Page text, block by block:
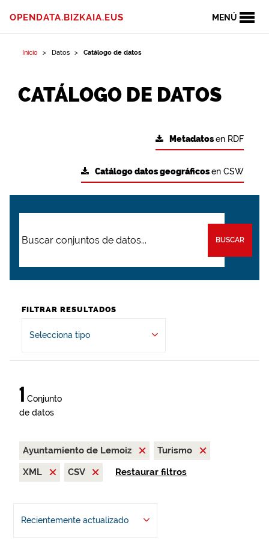
MENÚ
OPENDATA.BIZKAIA.EUS
Inicio Datos Catálogo de datos
CATÁLOGO DE DATOS
Metadatosen RDF
Catálogo datos geográficosen CSW
BUSCAR
FILTRAR RESULTADOS
Selecciona tipo
1 Conjunto
de datos
Ayuntamiento de Lemoiz
Turismo
XML
CSV Restaurar filtros
Recientemente actualizado